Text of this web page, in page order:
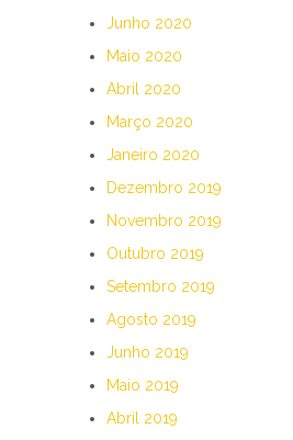
Junho 2020
Maio 2020
Abril 2020
Março 2020
Janeiro 2020
Dezembro 2019
Novembro 2019
Outubro 2019
Setembro 2019
Agosto 2019
Junho 2019
Maio 2019
Abril 2019